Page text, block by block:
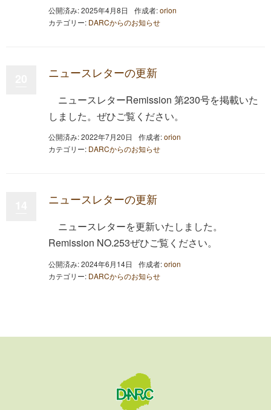
公開済み: 2025年4月8日 作成者:orion
カテゴリー: DARCからのお知らせ
ニュースレターの更新
ニュースレターRemission 第230号を掲載いた
しました。ぜひご覧ください。
公開済み: 2022年7月20日 作成者:orion
カテゴリー: DARCからのお知らせ
ニュースレターの更新
ニュースレターを更新いたしました。
Remission NO.253ぜひご覧ください。
公開済み: 2024年6月14日 作成者:orion
カテゴリー: DARCからのお知らせ